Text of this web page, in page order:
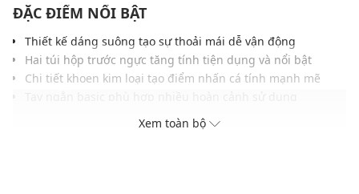
ĐẶC ĐIỂM NỔI BẬT
Thiết kế dáng suông tạo sự thoải mái dễ vận động
Hai túi hộp trước ngực tăng tính tiện dụng và nổi bật
Chi tiết khoen kim loại tạo điểm nhấn cá tính mạnh mẽ
Tông màu đen dễ dàng kết hợp với nhiều item khác
Chất liệu mềm mại mang lại cảm giác thoải mái khi mặc
Xem toàn bộ